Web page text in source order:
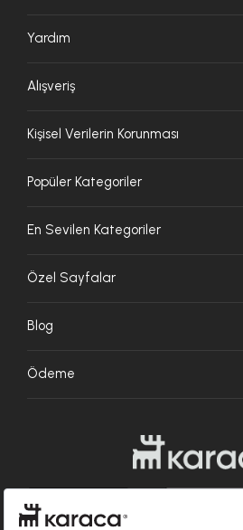
Yardım
Alışveriş
Kişisel Verilerin Korunması
Popüler Kategoriler
En Sevilen Kategoriler
Özel Sayfalar
Blog
Ödeme